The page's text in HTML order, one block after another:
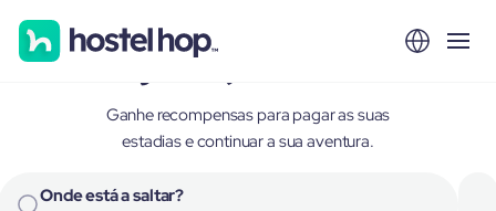
Rijeka, Croatia
Ganhe recompensas para pagar as suas
estadias e continuar a sua aventura.
Onde está a saltar?